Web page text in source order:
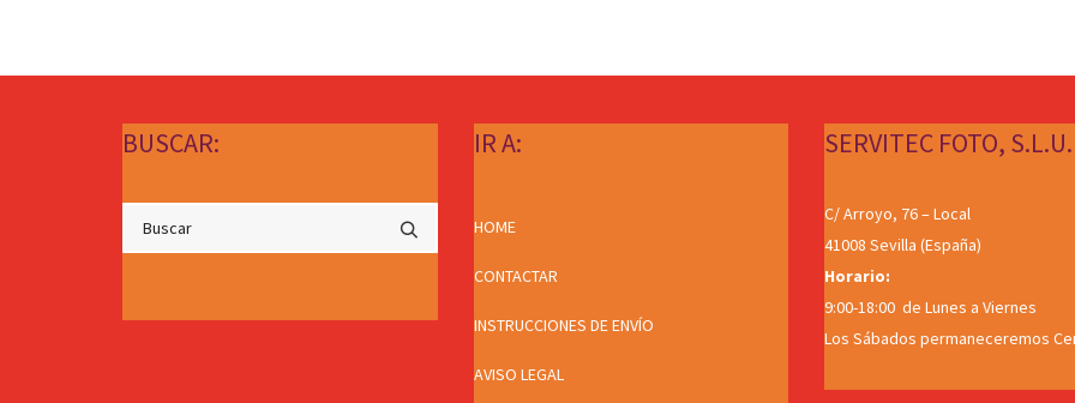
BUSCAR: IR A:
HOME
CONTACTAR
INSTRUCCIONES DE ENVÍO
AVISO LEGAL
SERVITEC FOTO, S.L.U.
C/ Arroyo, 76 – Local
41008 Sevilla (España)
Horario:
9:00-18:00 de Lunes a Viernes
Los Sábados permaneceremos